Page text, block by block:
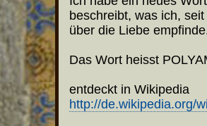
beschreibt, was ich,
über die Liebe
Das Wort heisst
entdeckt in Wikipedia
http://de.wikipedia.org/